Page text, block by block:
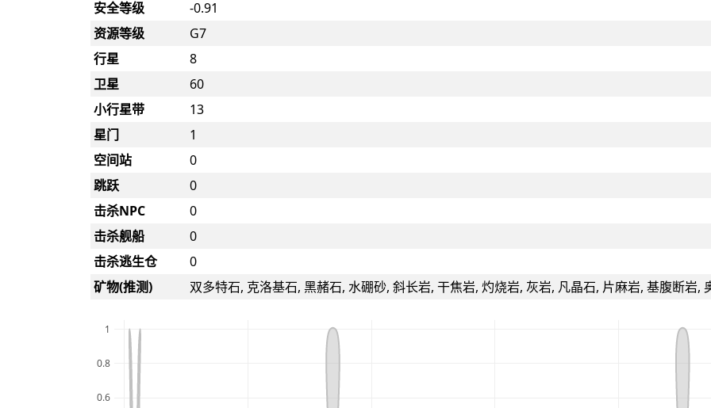
安全等级
-0.91
资源等级
G7
行星
8
卫星
60
小行星带
13
星门
1
空间站
0
跳跃
0
击杀NPC
0
击杀舰船
0
击杀逃生仓
0
矿物(推测)
双多特石, 克洛基石, 黑赭石, 水硼砂, 斜长岩, 干焦岩, 灼烧岩, 灰岩, 凡晶石, 片麻岩, 基腹断岩,
0.6
0.8
1